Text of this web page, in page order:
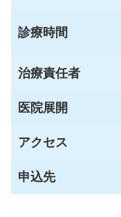
診療時間
治療責任者
医院展開
アクセス
申込先